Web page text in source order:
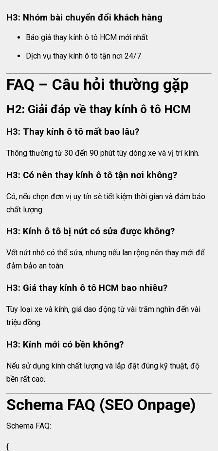
H3: Nhóm bài chuyển đổi khách hàng
Báo giá thay kính ô tô HCM mới nhất
Dịch vụ thay kính ô tô tận nơi 24/7
FAQ – Câu hỏi thường gặp
H2: Giải đáp về thay kính ô tô HCM
H3: Thay kính ô tô mất bao lâu?
Thông thường từ 30 đến 90 phút tùy dòng xe và vị trí kính.
H3: Có nên thay kính ô tô tận nơi không?
Có, nếu chọn đơn vị uy tín sẽ tiết kiệm thời gian và đảm bảo
chất lượng.
H3: Kính ô tô bị nứt có sửa được không?
Vết nứt nhỏ có thể sửa, nhưng nếu lan rộng nên thay mới để
đảm bảo an toàn.
H3: Giá thay kính ô tô HCM bao nhiêu?
Tùy loại xe và kính, giá dao động từ vài trăm nghìn đến vài
triệu đồng.
H3: Kính mới có bền không?
Nếu sử dụng kính chất lượng và lắp đặt đúng kỹ thuật, độ
bền rất cao.
Schema FAQ (SEO Onpage)
Schema FAQ:
{